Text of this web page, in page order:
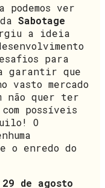
podemos ver
Sabotage
a ideia
para
garantir que
vasto mercado
não quer ter
possíveis
O
o enredo do
29 de agosto